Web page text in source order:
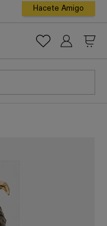
Hacete Amigo
Iniciar